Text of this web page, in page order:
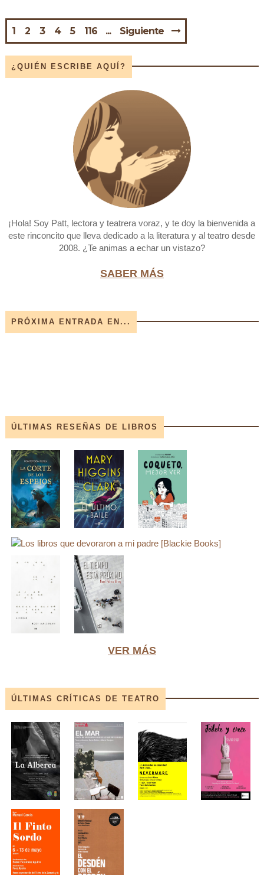
1 2 3 4 5 116 Siguiente
¿QUIÉN ESCRIBE AQUÍ?
¡Hola! Soy Patt, lectora y teatrera voraz, y te doy la bienvenida a
este rinconcito que lleva dedicado a la literatura y al teatro desde
2008. ¿Te animas a echar un vistazo?
SABER MÁS
PRÓXIMA ENTRADA EN...
ÚLTIMAS RESEÑAS DE LIBROS
VER MÁS
ÚLTIMAS CRÍTICAS DE TEATRO